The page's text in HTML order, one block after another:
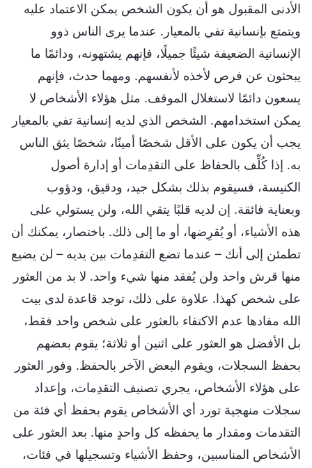
الأدنى المقبول هو أن يكون الشخص يمكن الاعتماد عليه
ويتمتع بإنسانية تفي بالمعيار. عندما يرى الناس ذوو
الإنسانية الضعيفة شيئًا جميلًا، فإنهم يشتهونه، ودائمًا ما
يبحثون عن فرص لأخذه لأنفسهم. ومهما حدث، فإنهم
يسعون دائمًا لاستغلال الموقف. مثل هؤلاء الأشخاص لا
يمكن استخدامهم. الشخص الذي لديه إنسانية تفي بالمعيار
يجب أن يكون على الأقل شخصًا أمينًا، شخصًا يثق الناس
به. إذا كُلِّف بالحفاظ على التقدِمات أو إدارة أصول
الكنيسة، فسيقوم بذلك بشكل جيد، ودقيق، ودؤوب
وبعناية فائقة. إن لديه قلبًا يتقي الله، ولن يستولي على
هذه الأشياء، أو يُقرِضها، أو ما إلى ذلك. باختصار، يمكنك أن
تطمئن إلى أنك – عندما تضع التقدِمات بين يديه – لن يضيع
منها قرش واحد ولن يُفقد منها شيء واحد. لا بد من العثور
على شخص كهذا. علاوة على ذلك، توجد قاعدة لدى بيت
الله مفادها عدم الاكتفاء بالعثور على شخص واحد فقط،
بل الأفضل هو العثور على اثنين أو ثلاثة؛ يقوم بعضهم
بحفظ السجلات، ويقوم البعض الآخر بالحفظ. وفور العثور
على هؤلاء الأشخاص، يجري تصنيف التقدِمات، وإعداد
سجلات منهجية تورد أي الأشخاص يقوم بحفظ أي فئة من
التقدمات ومقدار ما يحفظه كل واحدٍ منها. بعد العثور على
الأشخاص المناسبين، وحفظ الأشياء وتسجيلها في فئات،